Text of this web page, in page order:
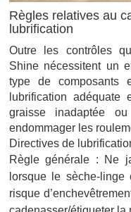
Règles relatives au
lubrification
Outre les contrôles
Shine nécessitent un
type de composants
lubrification
graisse inadaptée
endommager les
Directives de
Règle générale : Ne
lorsque le sèche-
risque